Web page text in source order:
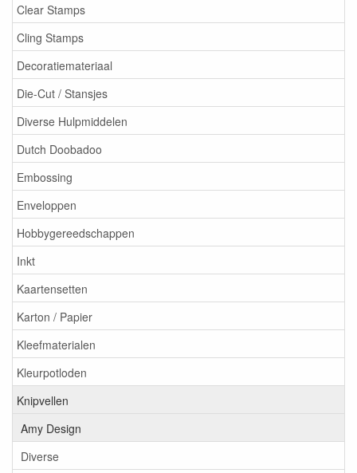
Clear Stamps
Cling Stamps
Decoratiemateriaal
Die-Cut / Stansjes
Diverse Hulpmiddelen
Dutch Doobadoo
Embossing
Enveloppen
Hobbygereedschappen
Inkt
Kaartensetten
Karton / Papier
Kleefmaterialen
Kleurpotloden
Knipvellen
Amy Design
Diverse